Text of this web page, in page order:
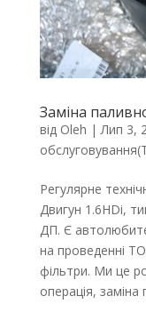
Заміна
від Oleh |Лип 3,
Регулярне
Двигун 1.6HDi,
ДП. Є
на проведенні
фільтри. Ми це
операція, заміна